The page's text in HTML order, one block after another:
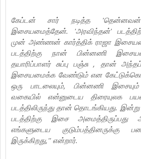
கேப்டன் சார் நடித்த
இசையமைத்தேன். 'அரவிந்தன்'
முன் அண்ணன் கார்த்திக் ராஜா
படத்திற்கு நான் பின்னணி
தயாரிப்பாளர் சுப்பு பஞ்சு , தான்
இசையமைக்க வேண்டும் என
ஒரு பாடலையும், பின்னணி
வகையில் என்னுடைய திரையுலக
படத்திலிருந்து தான் தொடங்கியது.
படத்திற்கு இசை அமைத்திருப்பது
எங்களுடைய குடும்பத்தினருக்கு
இருக்கிறது,'' என்றார்.